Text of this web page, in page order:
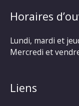
Horaires
Lundi, mardi et
Mercredi et
Liens